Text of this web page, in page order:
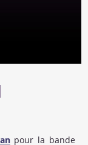
pour la bande